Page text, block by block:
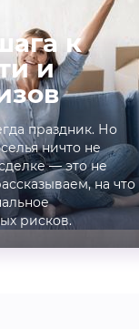
к
и
праздник. Но
ничто не
— это не
на что
рисков.